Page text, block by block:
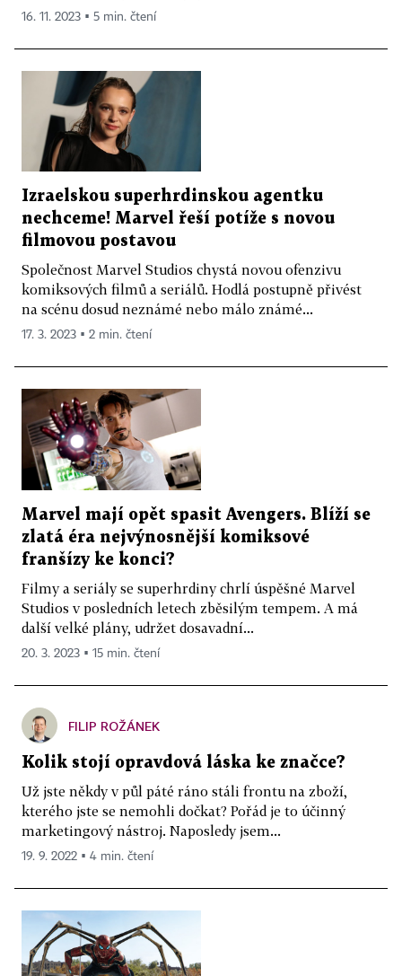
16. 11. 2023 ▪ 5 min. čtení
Izraelskou superhrdinskou agentku
nechceme! Marvel řeší potíže s novou
filmovou postavou
Společnost Marvel Studios chystá novou ofenzivu
komiksových filmů a seriálů. Hodlá postupně přivést
na scénu dosud neznámé nebo málo známé...
17. 3. 2023 ▪ 2 min. čtení
Marvel mají opět spasit Avengers. Blíží se
zlatá éra nejvýnosnější komiksové
franšízy ke konci?
Filmy a seriály se superhrdiny chrlí úspěšné Marvel
Studios v posledních letech zběsilým tempem. A má
další velké plány, udržet dosavadní...
20. 3. 2023 ▪ 15 min. čtení
FILIP ROŽÁNEK
Kolik stojí opravdová láska ke značce?
Už jste někdy v půl páté ráno stáli frontu na zboží,
kterého jste se nemohli dočkat? Pořád je to účinný
marketingový nástroj. Naposledy jsem...
19. 9. 2022 ▪ 4 min. čtení